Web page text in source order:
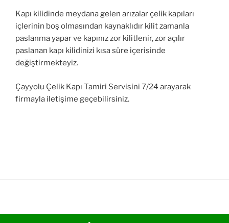
Kapı kilidinde meydana gelen arızalar çelik kapıları
içlerinin boş olmasından kaynaklıdır kilit zamanla
paslanma yapar ve kapınız zor kilitlenir, zor açılır
paslanan kapı kilidinizi kısa süre içerisinde
değiştirmekteyiz.
Çayyolu Çelik Kapı Tamiri Servisini 7/24 arayarak
firmayla iletişime geçebilirsiniz.